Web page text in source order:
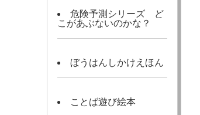
危険予測シリーズ ど
こがあぶないのかな？
ぼうはんしかけえほん
ことば遊び絵本